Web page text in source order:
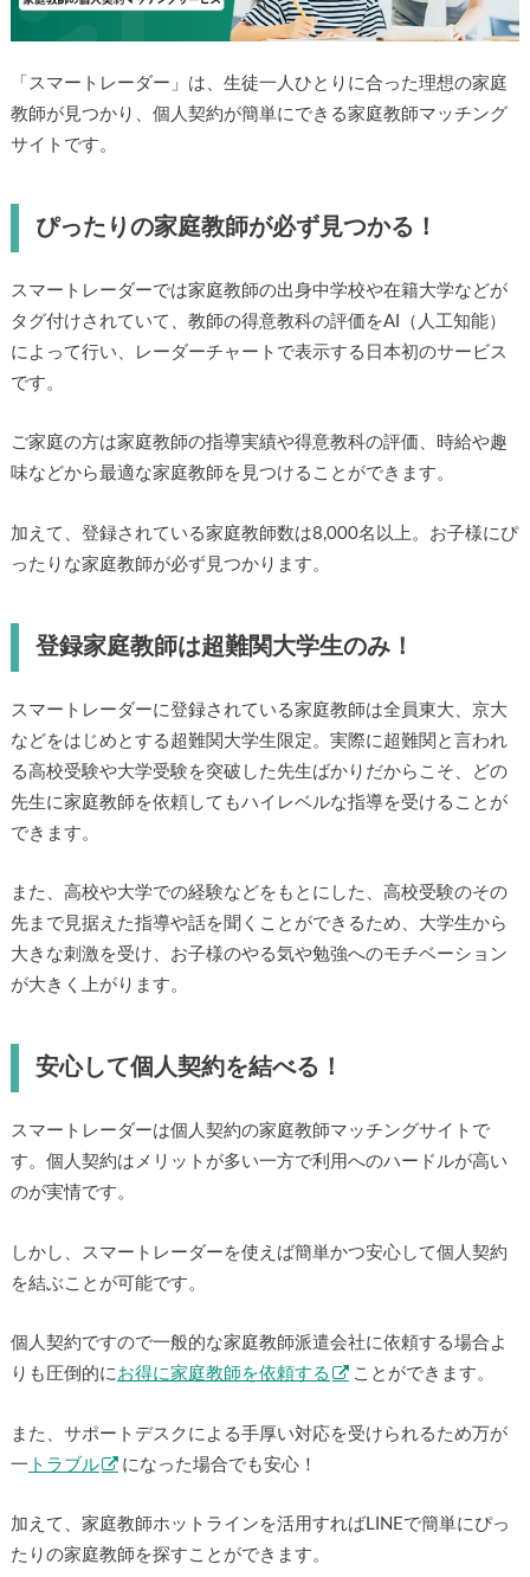
「スマートレーダー」は、生徒一人ひとりに合った理想の家庭
教師が見つかり、個人契約が簡単にできる家庭教師マッチング
サイトです。
ぴったりの家庭教師が必ず見つかる！
スマートレーダーでは家庭教師の出身中学校や在籍大学などが
タグ付けされていて、教師の得意教科の評価をAI（人工知能）
によって行い、レーダーチャートで表示する日本初のサービス
です。
ご家庭の方は家庭教師の指導実績や得意教科の評価、時給や趣
味などから最適な家庭教師を見つけることができます。
加えて、登録されている家庭教師数は8,000名以上。お子様にぴ
ったりな家庭教師が必ず見つかります。
登録家庭教師は超難関大学生のみ！
スマートレーダーに登録されている家庭教師は全員東大、京大
などをはじめとする超難関大学生限定。実際に超難関と言われ
る高校受験や大学受験を突破した先生ばかりだからこそ、どの
先生に家庭教師を依頼してもハイレベルな指導を受けることが
できます。
また、高校や大学での経験などをもとにした、高校受験のその
先まで見据えた指導や話を聞くことができるため、大学生から
大きな刺激を受け、お子様のやる気や勉強へのモチベーション
が大きく上がります。
安心して個人契約を結べる！
スマートレーダーは個人契約の家庭教師マッチングサイトで
す。個人契約はメリットが多い一方で利用へのハードルが高い
のが実情です。
しかし、スマートレーダーを使えば簡単かつ安心して個人契約
を結ぶことが可能です。
個人契約ですので一般的な家庭教師派遣会社に依頼する場合よ
りも圧倒的にお得に家庭教師を依頼する ことができます。
また、サポートデスクによる手厚い対応を受けられるため万が
一 トラブル になった場合でも安心！
加えて、家庭教師ホットラインを活用すればLINEで簡単にぴっ
たりの家庭教師を探すことができます。